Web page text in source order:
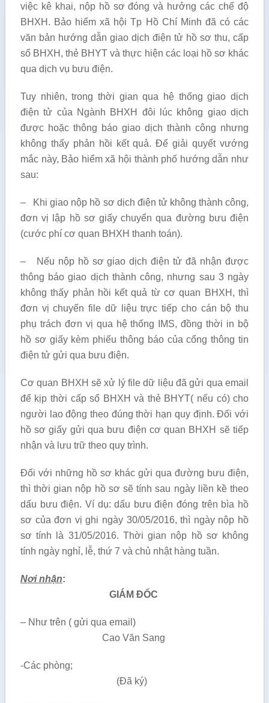
việc kê khai, nộp hồ sơ đóng và hưởng các chế độ
BHXH. Bảo hiểm xã hội Tp Hồ Chí Minh đã có các
văn bản hướng dẫn giao dịch điện tử hồ sơ thu, cấp
sổ BHXH, thẻ BHYT và thực hiện các loại hồ sơ khác
qua dịch vụ bưu điện.
Tuy nhiên, trong thời gian qua hệ thống giao dịch
điện tử của Ngành BHXH đôi lúc không giao dịch
được hoặc thông báo giao dịch thành công nhưng
không thấy phản hồi kết quả. Để giải quyết vướng
mắc này, Bảo hiểm xã hội thành phố hướng dẫn như
sau:
– Khi giao nộp hồ sơ dịch điện tử không thành công,
đơn vị lập hồ sơ giấy chuyển qua đường bưu điện
(cước phí cơ quan BHXH thanh toán).
– Nếu nộp hồ sơ giao dịch điện tử đã nhận được
thông báo giao dịch thành công, nhưng sau 3 ngày
không thấy phản hồi kết quả từ cơ quan BHXH, thì
đơn vị chuyển file dữ liệu trực tiếp cho cán bộ thu
phụ trách đơn vị qua hệ thống IMS, đồng thời in bộ
hồ sơ giấy kèm phiếu thông báo của cổng thông tin
điện tử gửi qua bưu điện.
Cơ quan BHXH sẽ xử lý file dữ liệu đã gửi qua email
để kịp thời cấp sổ BHXH và thẻ BHYT( nếu có) cho
người lao động theo đúng thời hạn quy định. Đối với
hồ sơ giấy gửi qua bưu điện cơ quan BHXH sẽ tiếp
nhận và lưu trữ theo quy trình.
Đối với những hồ sơ khác gửi qua đường bưu điện,
thì thời gian nộp hồ sơ sẽ tính sau ngày liền kề theo
dấu bưu điện. Ví dụ: dấu bưu điện đóng trên bìa hồ
sơ của đơn vị ghi ngày 30/05/2016, thì ngày nộp hồ
sơ tính là 31/05/2016. Thời gian nộp hồ sơ không
tính ngày nghỉ, lễ, thứ 7 và chủ nhật hàng tuần.
Nơi nhận:
GIÁM ĐỐC
– Như trên ( gửi qua email)
Cao Văn Sang
-Các phòng;
(Đã ký)